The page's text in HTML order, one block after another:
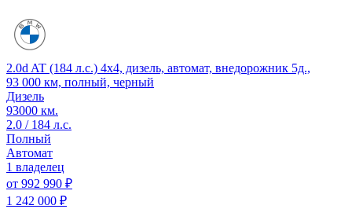
2.0d AT (184 л.с.) 4x4, дизель, автомат, внедорожник 5д.,
93 000 км, полный, черный
Дизель
93000 км.
2.0 / 184 л.с.
Полный
Автомат
1 владелец
от 992 990 ₽
1 242 000 ₽